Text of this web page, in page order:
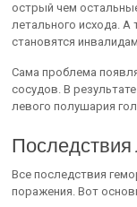
острый чем
летального исхода.
становятся
Сама проблема
сосудов. В
левого полушария
Последствия
Все последствия
поражения. Вот